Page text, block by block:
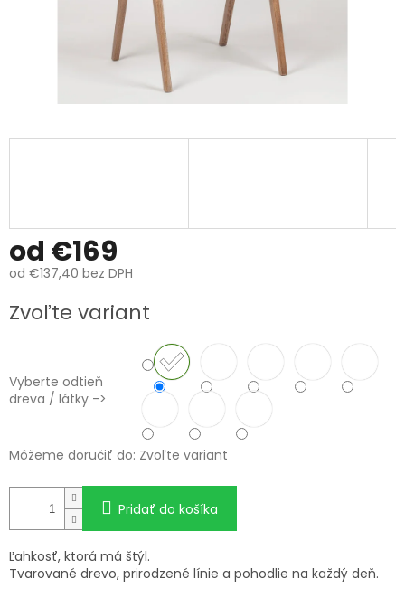
od €169
od €137,40 bez DPH
cena:
Zvoľte variant
Vyberte odtieň
dreva / látky ->
Môžeme doručiť do: Zvoľte variant
Pridať do košíka
Ľahkosť, ktorá má štýl.
Tvarované drevo, prirodzené línie a pohodlie na každý deň.